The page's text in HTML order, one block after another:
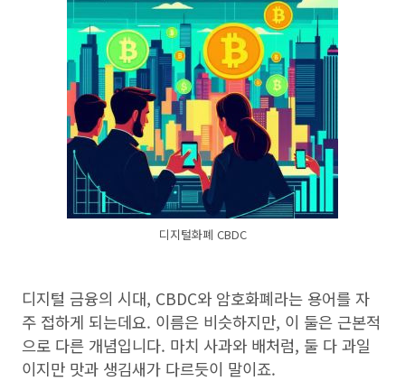
디지털화폐 CBDC
디지털 금융의 시대, CBDC와 암호화폐라는 용어를 자
주 접하게 되는데요. 이름은 비슷하지만, 이 둘은 근본적
으로 다른 개념입니다. 마치 사과와 배처럼, 둘 다 과일
이지만 맛과 생김새가 다르듯이 말이죠.